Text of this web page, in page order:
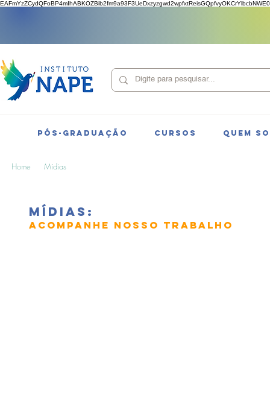
PÓS-GRADUAÇÃO CURSOS QUEM
Home Mídias
mÍDias:
acompanhe nosso trabalho